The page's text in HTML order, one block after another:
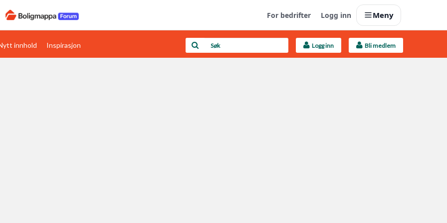
For bedrifter Logg inn Meny
Boligens papirer Last opp selv
innhold Inspirasjon Logg inn Bli medlem